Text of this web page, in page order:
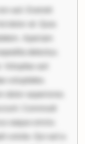
aut. Eveniet
dolor at. Quia
Aperiam
delectus.
Voluptas aut
voluptates.
dolor asperiores.
Commodi
eaque omnis.
soluta. Qui aut a.